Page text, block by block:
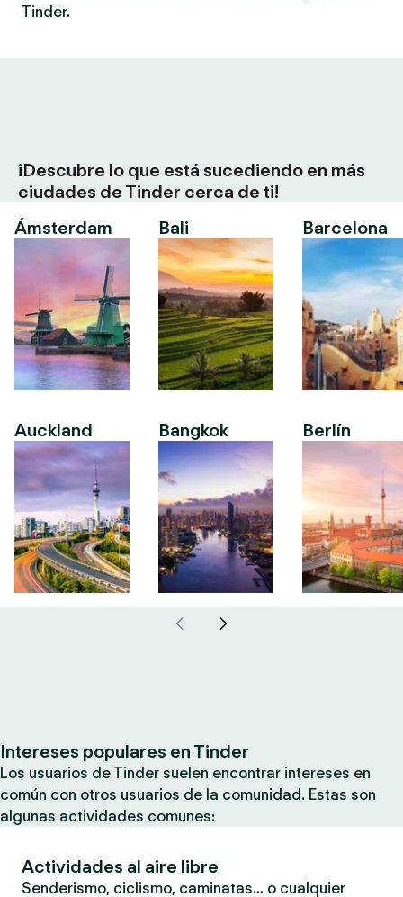
Tinder.
¡Descubre lo que está sucediendo en más
ciudades de Tinder cerca de ti!
Ámsterdam
Auckland
Bali
Bangkok
Barcelona
Berlín
Intereses populares en Tinder
Los usuarios de Tinder suelen encontrar intereses en
común con otros usuarios de la comunidad. Estas son
algunas actividades comunes:
Actividades al aire libre
Senderismo, ciclismo, caminatas… o cualquier